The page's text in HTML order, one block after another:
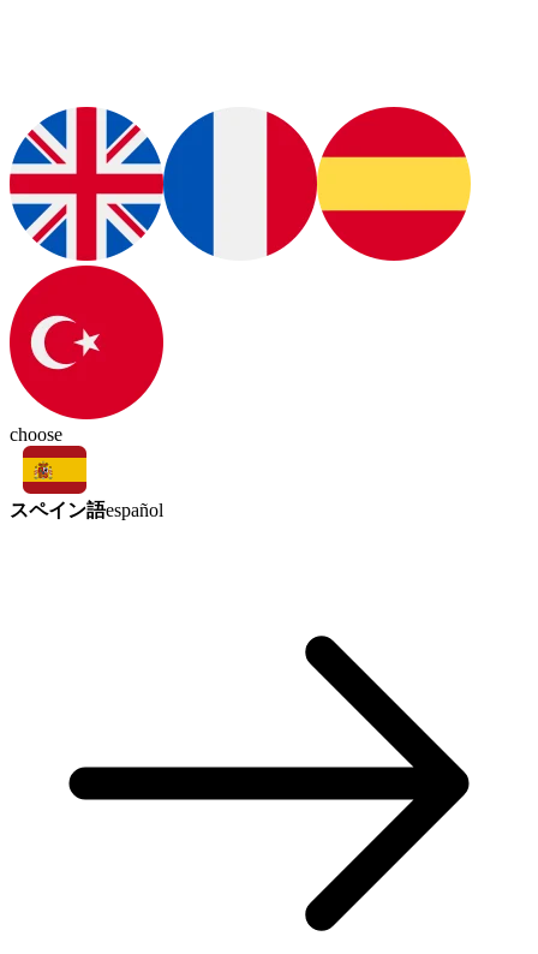
choose
スペイン語español